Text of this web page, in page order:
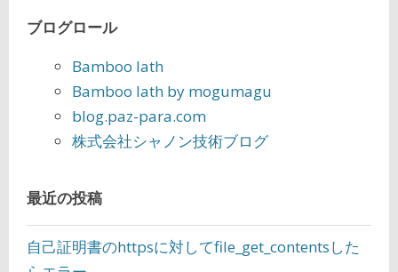
ブログロール
Bamboo lath
Bamboo lath by mogumagu
blog.paz-para.com
株式会社シャノン技術ブログ
最近の投稿
自己証明書のhttpsに対してfile_get_contentsした